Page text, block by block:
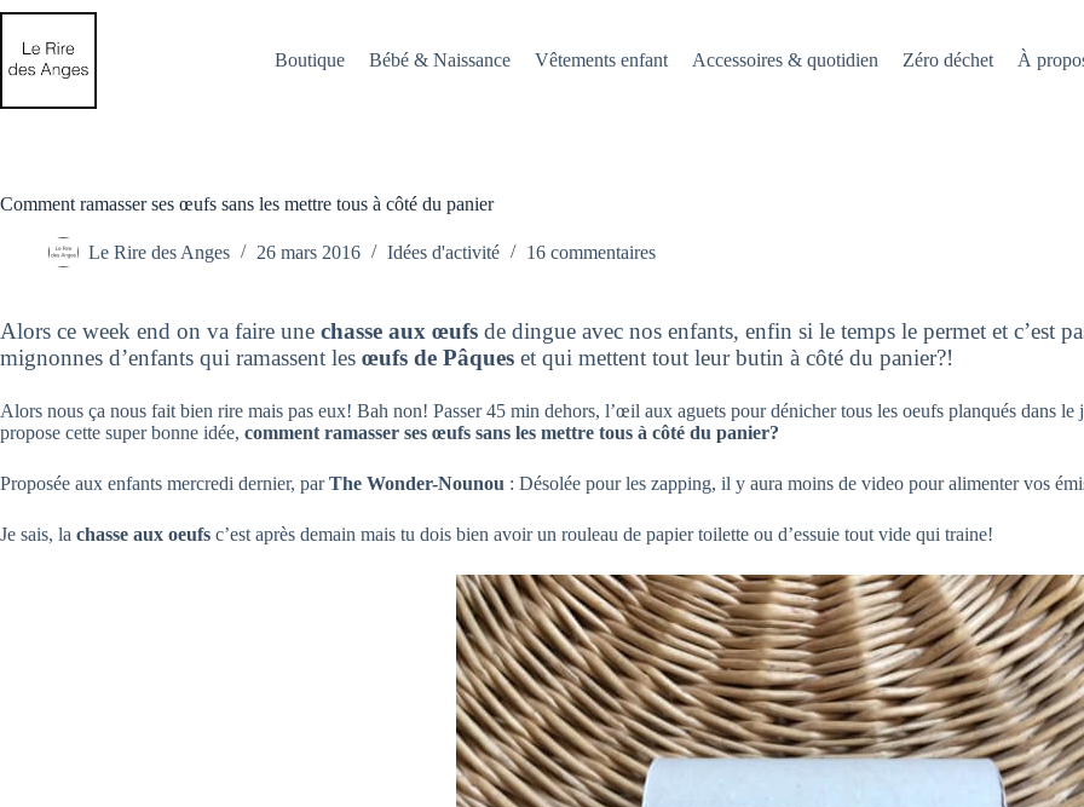
Passer
contenu
Boutique Bébé & Naissance Vêtements enfant Accessoires & quotidien Zéro déchet À
Comment ramasser ses œufs sans les mettre tous à côté du panier
Le Rire des Anges 26 mars 2016 Idées d'activité 16 commentaires
Alors ce week end on va faire une chasse aux œufs de dingue avec nos enfants, enfin si le temps le permet et c’est
mignonnes d’enfants qui ramassent les œufs de Pâques et qui mettent tout leur butin à côté du panier?!
Alors nous ça nous fait bien rire mais pas eux! Bah non! Passer 45 min dehors, l’œil aux aguets pour dénicher tous les oeufs planqués dans
propose cette super bonne idée, comment ramasser ses œufs sans les mettre tous à côté du panier?
Proposée aux enfants mercredi dernier, parThe Wonder-Nounou : Désolée pour les zapping, il y aura moins de video pour alimenter vos
Je sais, la chasse aux oeufs c’est après demain mais tu dois bien avoir un rouleau de papier toilette ou d’essuie tout vide qui traine!